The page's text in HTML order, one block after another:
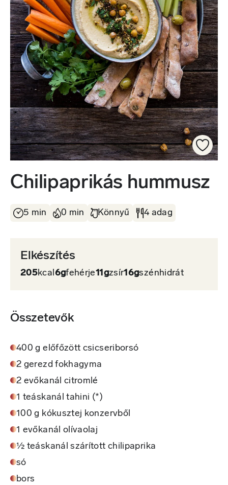
Chilipaprikás hummusz
5 min 0 min Könnyű 4 adag
Elkészítés
205kcal6gfehérje11gzsír16gszénhidrát
Összetevők
400 g előfőzött csicseriborsó
2 gerezd fokhagyma
2 evőkanál citromlé
1 teáskanál tahini (*)
100 g kókusztej konzervből
1 evőkanál olívaolaj
½ teáskanál szárított chilipaprika
só
bors